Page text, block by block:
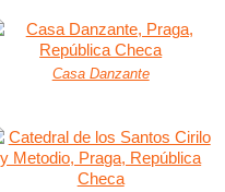
Casa Danzante